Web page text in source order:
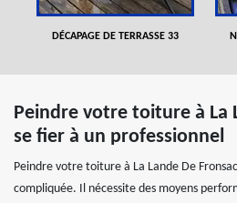
DÉCAPAGE DE TERRASSE 33
Peindre votre toiture à La
se fier à un professionnel
Peindre votre toiture à La Lande De
compliquée. Il nécessite des moyens